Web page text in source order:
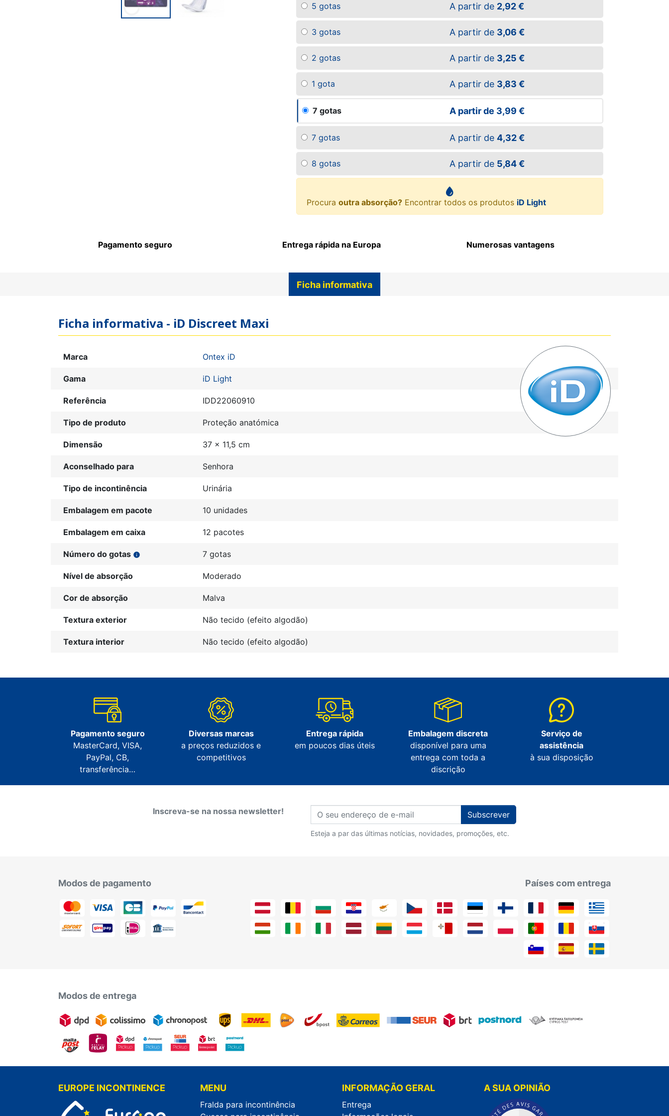
5 gotas A partir de 2,92 €
3 gotas A partir de 3,06 €
2 gotas A partir de 3,25 €
1 gota A partir de 3,83 €
7 gotas A partir de 3,99 €
7 gotas A partir de4,32 €
8 gotas A partir de 5,84 €
Procura outra absorção?Encontrar todos os produtos iD Light
Pagamento seguro Entrega rápida na Europa Numerosas vantagens
Ficha informativa
Ficha informativa - iD Discreet Maxi
Marca Ontex iD
Gama iD Light
Referência IDD22060910
Tipo de produto Proteção anatómica
Dimensão 37 x 11,5 cm
Aconselhado para Senhora
Tipo de incontinência Urinária
Embalagem em pacote 10 unidades
Embalagem em caixa 12 pacotes
Número do gotas info 7 gotas
Nível de absorção Moderado
Cor de absorção Malva
Textura exterior Não tecido (efeito algodão)
Textura interior Não tecido (efeito algodão)
Pagamento seguro
MasterCard, VISA,
PayPal, CB,
transferência…
Diversas marcas
a preços reduzidos e
competitivos
Entrega rápida
em poucos dias úteis
Embalagem discreta
disponível para uma
entrega com toda a
discrição
Serviço de
assistência
à sua disposição
Inscreva-se na nossa newsletter! Subscrever
Esteja a par das últimas notícias, novidades, promoções, etc.
Modos de pagamento Países com entrega
Modos de entrega
EUROPE INCONTINENCE MENU
Fralda para incontinência
INFORMAÇÃO GERAL
Entrega
A SUA OPINIÃO